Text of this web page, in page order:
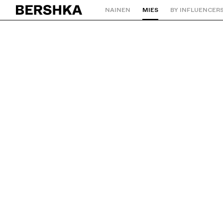
Palaa aloitussivulle NAINEN MIES BY